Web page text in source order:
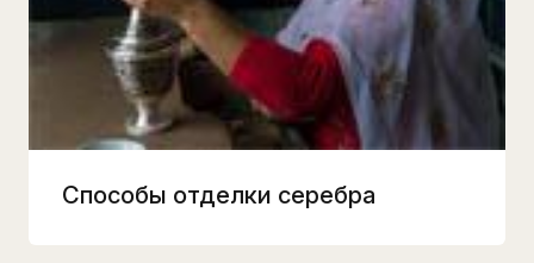
Способы отделки серебра